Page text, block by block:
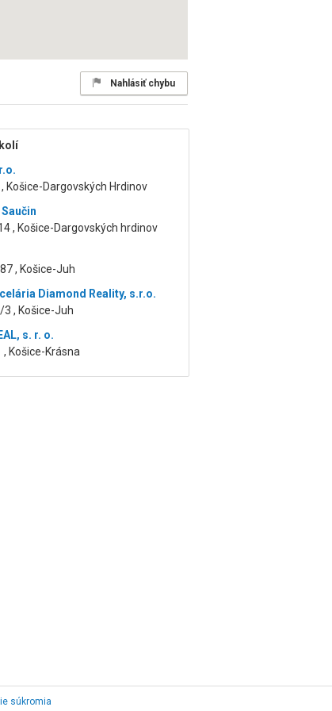
Nahlásiť chybu
Košice-Dargovských Hrdinov
, Košice-Dargovských hrdinov
, Košice-Juh
Diamond Reality, s.r.o.
3 , Košice-Juh
s. r. o.
, Košice-Krásna
súkromia